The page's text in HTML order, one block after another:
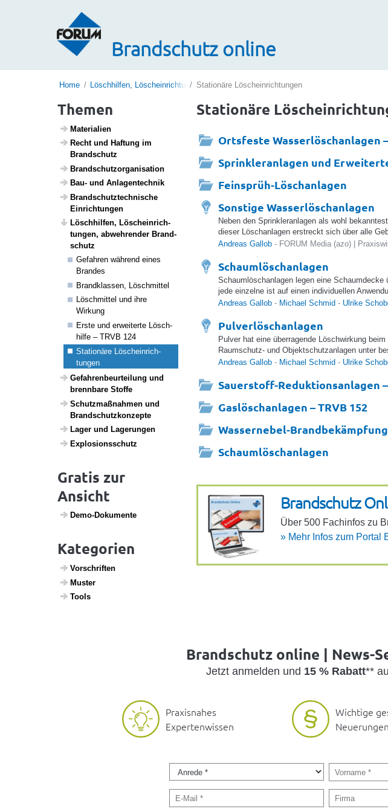
Brandschutz online
Home Löschhilfen, Löscheinrichtungen, abwehrender Brandschutz
Stationäre Löscheinrichtungen
Themen
Mate­ri­a­lien
Recht und Haftung im
Brand­schutz
Brand­schutz­or­ga­ni­sa­tion
Bau- und Anlagen­technik
Brand­schutz­tech­ni­sche
Einrich­tungen
Lösch­hilfen, Lösch­ein­rich­
tungen, abweh­render Brand­
schutz
Gefahren während eines
Brandes
Brand­klassen, Lösch­mittel
Lösch­mittel und ihre
Wirkung
Erste und erwei­terte Lösch­
hilfe – TRVB 124
Stati­o­näre Lösch­ein­rich­
tungen
Gefah­ren­be­ur­tei­lung und
brenn­bare Stoffe
Schutz­maß­nahmen und
Brand­schutz­kon­zepte
Lager und Lage­rungen
Explo­si­ons­schutz
Gratis zur
Ansicht
Demo-Doku­mente
Kategorien
Vorschriften
Muster
Tools
Stationäre
Ortsfeste Wasserlöschanlagen
Sprinkleranlagen und
Feinsprüh-Löschanlagen
Sonstige Wasserlöschanlagen
Neben den Sprinkleranlagen als wohl
dieser Löschanlagen erstreckt sich über alle
Andreas Gallob - FORUM Media (azo) |
Schaumlöschanlagen
Schaumlöschanlagen legen eine
jede einzelne ist auf einen individuellen
Andreas Gallob - Michael Schmid - Ulrike
Pulverlöschanlagen
Pulver hat eine überragende Löschwirkung
Raumschutz- und Objektschutzanlagen unter
Andreas Gallob - Michael Schmid - Ulrike
Sauerstoff-Reduktionsanlagen –
Gaslöschanlagen – TRVB 152
Wassernebel-
Schaumlöschanlagen
Brand­schutz
Über 500 Fach­infos zu
» Mehr Infos zum Portal
Brandschutz online | News-
Jetzt anmelden und 15 % Rabatt**
Praxisnahes
Expertenwissen
Wichtige